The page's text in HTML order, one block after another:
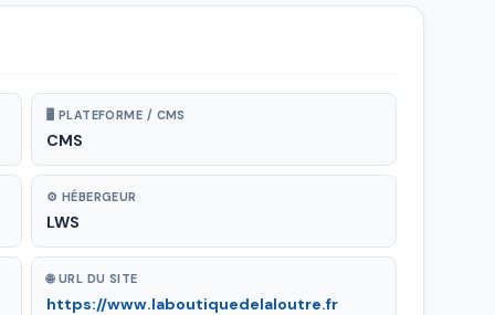
🖥 PLATEFORME / CMS
CMS
⚙ HÉBERGEUR
LWS
🌐 URL DU SITE
https://www.laboutiquedelaloutre.fr